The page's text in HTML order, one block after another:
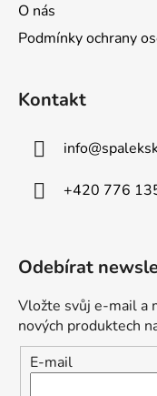
O nás
Podmínky ochrany
Kontakt
info@
+420 776
Odebírat
Vložte svůj e-mail a
nových produktech
E-mail